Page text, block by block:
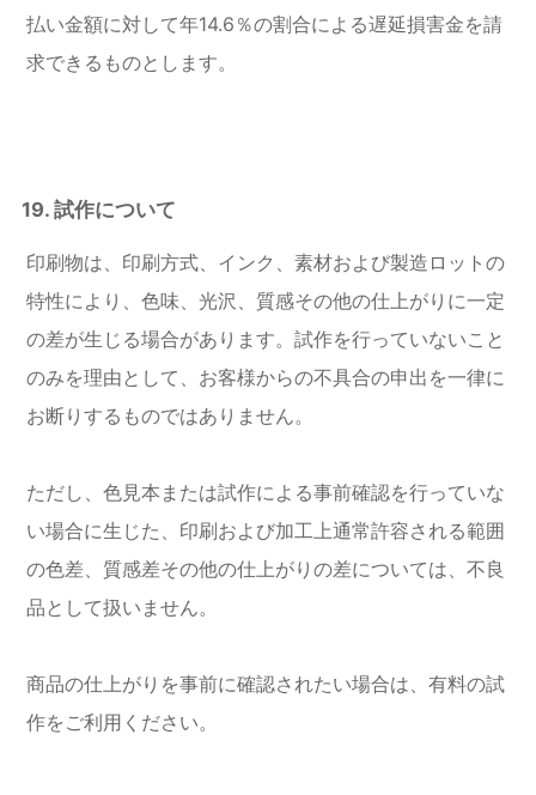
払い金額に対して年14.6％の割合による遅延損害金を請
求できるものとします。
19. 試作について
印刷物は、印刷方式、インク、素材および製造ロットの
特性により、色味、光沢、質感その他の仕上がりに一定
の差が生じる場合があります。試作を行っていないこと
のみを理由として、お客様からの不具合の申出を一律に
お断りするものではありません。
ただし、色見本または試作による事前確認を行っていな
い場合に生じた、印刷および加工上通常許容される範囲
の色差、質感差その他の仕上がりの差については、不良
品として扱いません。
商品の仕上がりを事前に確認されたい場合は、有料の試
作をご利用ください。